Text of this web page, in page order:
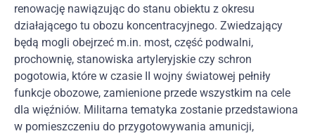
renowację nawiązując do stanu obiektu z okresu
działającego tu obozu koncentracyjnego. Zwiedzający
będą mogli obejrzeć m.in. most, część podwalni,
prochownię, stanowiska artyleryjskie czy schron
pogotowia, które w czasie II wojny światowej pełniły
funkcje obozowe, zamienione przede wszystkim na cele
dla więźniów. Militarna tematyka zostanie przedstawiona
w pomieszczeniu do przygotowywania amunicji,